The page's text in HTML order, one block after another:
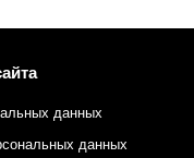
данных
данных